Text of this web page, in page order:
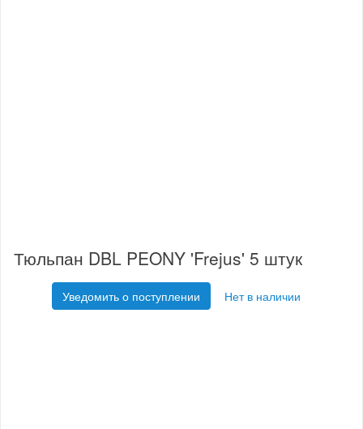
Тюльпан DBL PEONY 'Frejus' 5 штук
Уведомить о поступлении Нет в наличии